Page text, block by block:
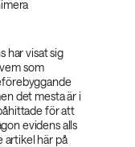
har visat sig
som
det mesta är i
för att
evidens alls
artikel här på